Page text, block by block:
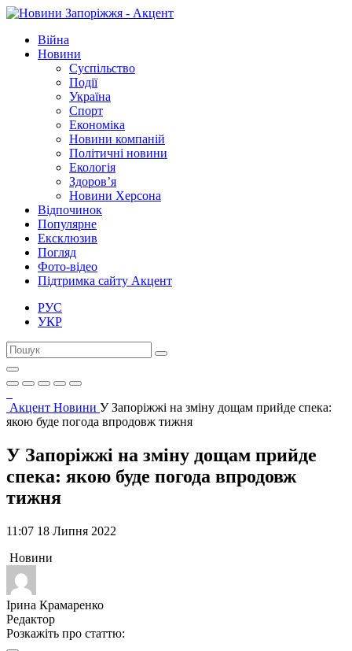
Війна
Новини
Суспільство
Події
Україна
Спорт
Економіка
Новини компаній
Політичні новини
Екологія
Здоров’я
Новини Херсона
Відпочинок
Популярне
Ексклюзив
Погляд
Фото-відео
Підтримка сайту Акцент
РУС
УКР
Акцент Новини У Запоріжжі на зміну дощам прийде спека:
якою буде погода впродовж тижня
У Запоріжжі на зміну дощам прийде
спека: якою буде погода впродовж
тижня
11:07 18 Липня 2022
Новини
Ірина Крамаренко
Редактор
Розкажіть про статтю: